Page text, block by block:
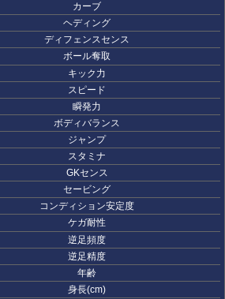
カーブ
ヘディング
ディフェンスセンス
ボール奪取
キック力
スピード
瞬発力
ボディバランス
ジャンプ
スタミナ
GKセンス
セービング
コンディション安定度
ケガ耐性
逆足頻度
逆足精度
年齢
身長(cm)